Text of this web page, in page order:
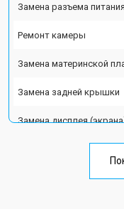
Замена разъема питания
Ремонт камеры
Замена материнской
Замена задней крышки
Замена дисплея
Замена кнопки